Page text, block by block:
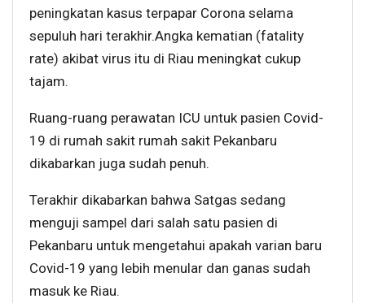
peningkatan kasus terpapar Corona selama
sepuluh hari terakhir.Angka kematian (fatality
rate) akibat virus itu di Riau meningkat cukup
tajam.
Ruang-ruang perawatan ICU untuk pasien Covid-
19 di rumah sakit rumah sakit Pekanbaru
dikabarkan juga sudah penuh.
Terakhir dikabarkan bahwa Satgas sedang
menguji sampel dari salah satu pasien di
Pekanbaru untuk mengetahui apakah varian baru
Covid-19 yang lebih menular dan ganas sudah
masuk ke Riau.